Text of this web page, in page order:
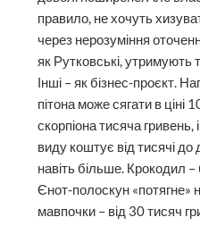
правило, не хочуть
через нерозуміння
як Рутковські, утримують
Інші – як бізнес-проєкт.
пітона може сягати в ціні
скорпіона тисяча гривень,
виду коштує від тисячі до
навіть більше. Крокодил
Єнот-полоскун «потягне»
мавпочки – від 30 тисяч